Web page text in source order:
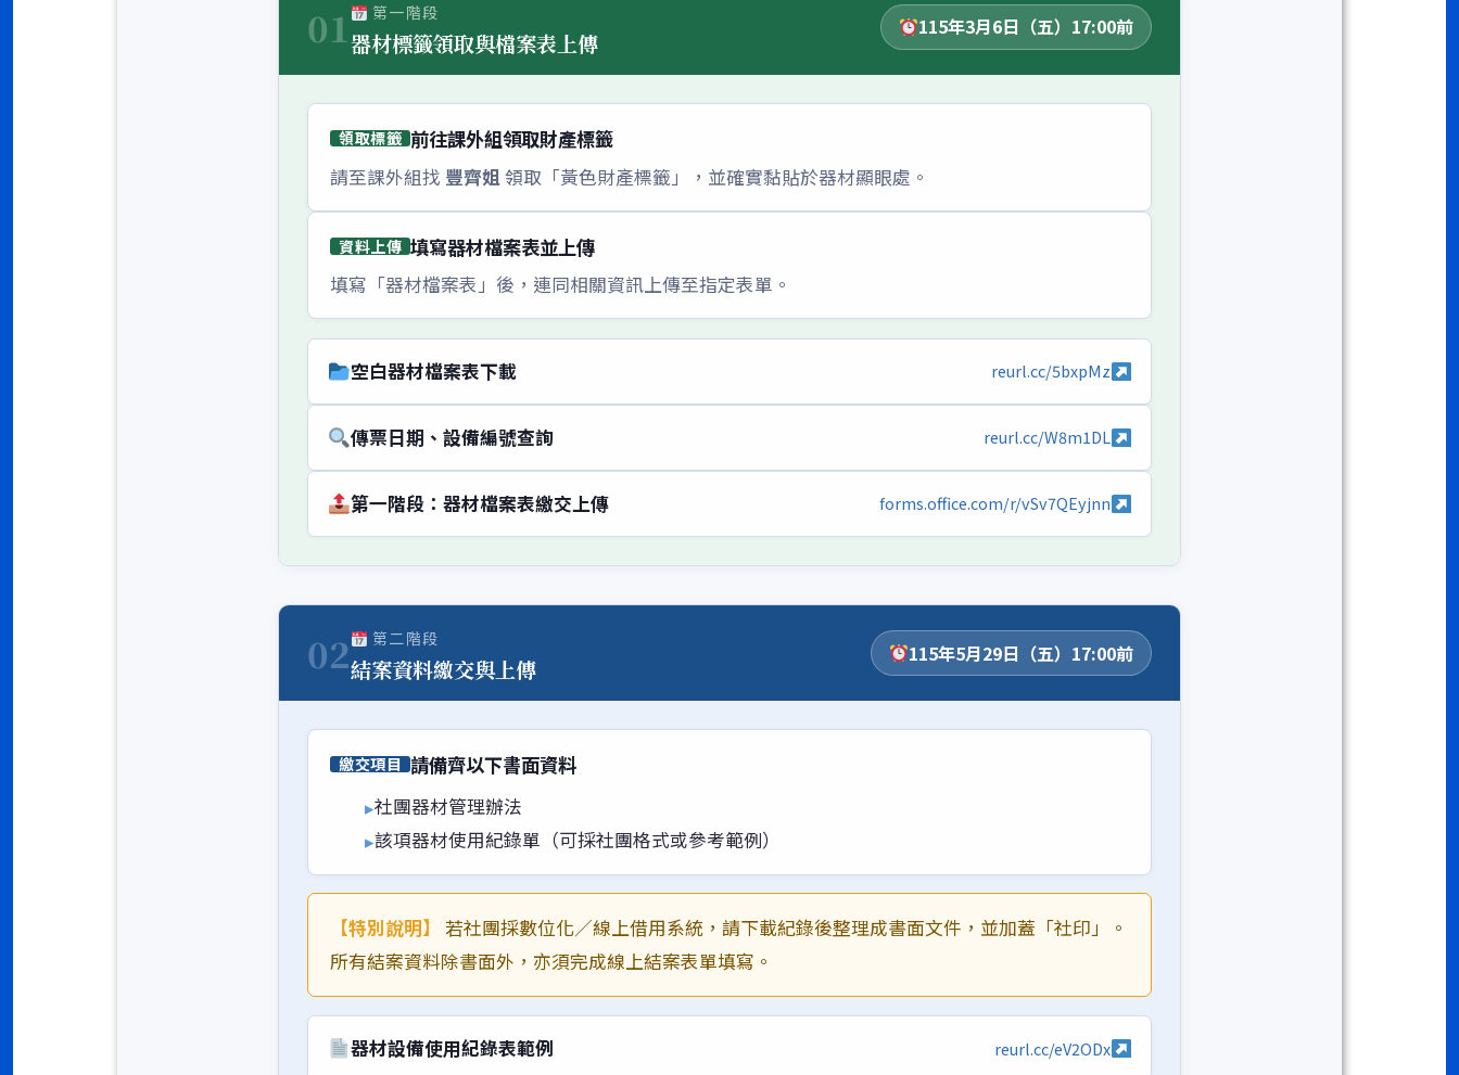
01 第一階段
器材標籤領取與檔案表上傳
115年3月6日（五）17:00前
領取標籤 前往課外組領取財產標籤
請至課外組找 豐齊姐 領取「黃色財產標籤」，並確實黏貼於器材顯眼處。
資料上傳 填寫器材檔案表並上傳
填寫「器材檔案表」後，連同相關資訊上傳至指定表單。
空白器材檔案表下載 reurl.cc/5bxpMz
傳票日期、設備編號查詢 reurl.cc/W8m1DL
第一階段：器材檔案表繳交上傳 forms.office.com/r/vSv7QEyjnn
02 第二階段
結案資料繳交與上傳
115年5月29日（五）17:00前
繳交項目 請備齊以下書面資料
社團器材管理辦法
該項器材使用紀錄單（可採社團格式或參考範例）
【特別說明】
若社團採數位化／線上借用系統，請下載紀錄後整理成書面文件，並加蓋「社印」。
所有結案資料除書面外，亦須完成線上結案表單填寫。
器材設備使用紀錄表範例 reurl.cc/eV2ODx